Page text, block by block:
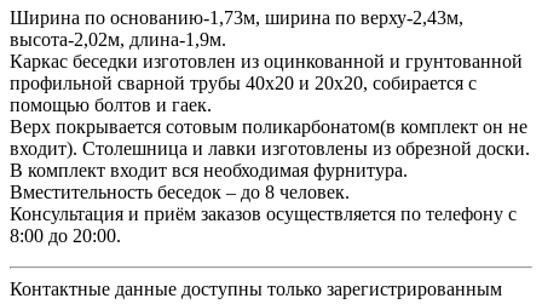
Ширина по основанию-1,73м, ширина по верху-2,43м,
высота-2,02м, длина-1,9м.
Каркас беседки изготовлен из оцинкованной и грунтованной
профильной сварной трубы 40х20 и 20х20, собирается с
помощью болтов и гаек.
Верх покрывается сотовым поликарбонатом(в комплект он не
входит). Столешница и лавки изготовлены из обрезной доски.
В комплект входит вся необходимая фурнитура.
Вместительность беседок – до 8 человек.
Консультация и приём заказов осуществляется по телефону с
8:00 до 20:00.
Контактные данные доступны только зарегистрированным